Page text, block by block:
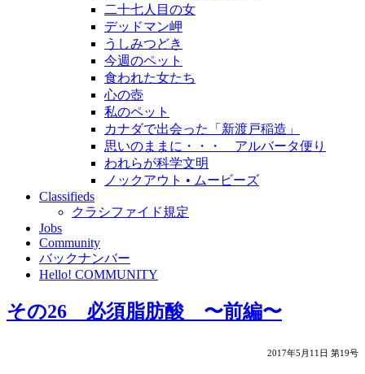
二十七人目の女
デッドマン岬
うしみつどき
今週のペット
食われた女たち
心の壺
私のペット
カナダで出会った「新渡戸稲造」
思いのままに・・・ アルバータ便り
われらが科学文明
ノックアウト • ムービーズ
Classifieds
クラシファイド規定
Jobs
Community
バックナンバー
Hello! COMMUNITY
その26 必須脂肪酸 〜前編〜
2017年5月11日 第19号